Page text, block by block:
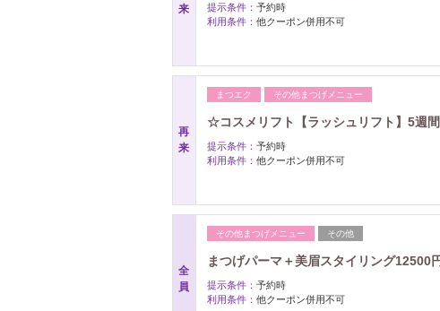
来
提示条件： 予約時
利用条件： 他クーポン併用不可
再
来
まつエク その他まつげメニュー
☆コスメリフト【ラッシュリフト】5週
提示条件： 予約時
利用条件： 他クーポン併用不可
全
員
その他まつげメニュー その他
まつげパーマ＋美眉スタイリング12500
提示条件： 予約時
利用条件： 他クーポン併用不可